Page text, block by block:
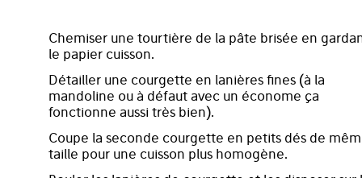
Chemiser une tourtière de la pâte brisée en
le papier cuisson.
Détailler une courgette en lanières fines (à la
mandoline ou à défaut avec un économe ça
fonctionne aussi très bien).
Coupe la seconde courgette en petits dés de
taille pour une cuisson plus homogène.